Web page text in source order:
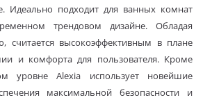
Идеально подходит для ванных комнат
трендовом дизайне. Обладая
считается высокоэффективным в плане
и комфорта для пользователя. Кроме
уровне Alexia использует новейшие
максимальной безопасности и